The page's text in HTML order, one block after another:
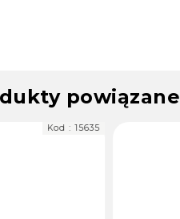
powiązane
Kod : 15635